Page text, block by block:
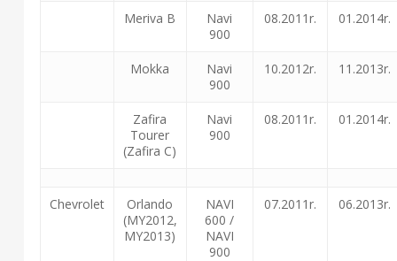
Meriva B
Navi
900
08.2011r. 01.2014r.
Mokka
Navi
900
10.2012r. 11.2013r.
Zafira
Tourer
(Zafira C)
Navi
900
08.2011r. 01.2014r.
Chevrolet
Orlando
(MY2012,
MY2013)
NAVI
600 /
NAVI
900
07.2011r. 06.2013r.